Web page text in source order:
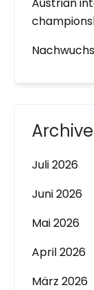
Archive
Juli 2026
Juni 2026
Mai 2026
April 2026
März 2026